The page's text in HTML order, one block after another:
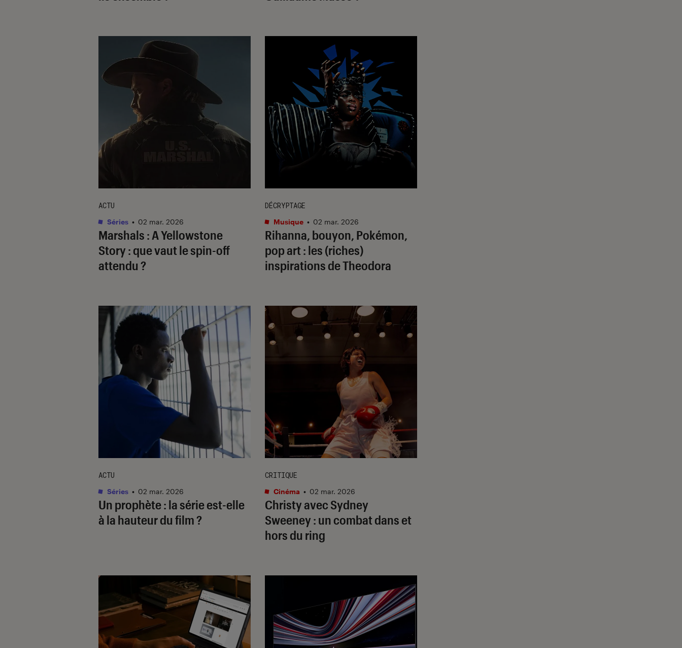
Marshals : A Yellowstone
Story : que vaut le spin-off
attendu ?
ACTU
Séries • 02 mar. 2026
Rihanna, bouyon, Pokémon,
pop art : les (riches)
inspirations de Theodora
DÉCRYPTAGE
Musique • 02 mar. 2026
Un prophète: la série est-elle
à la hauteur du film ?
ACTU
Séries • 02 mar. 2026
Christyavec Sydney
Sweeney : un combat dans et
hors du ring
CRITIQUE
Cinéma • 02 mar. 2026